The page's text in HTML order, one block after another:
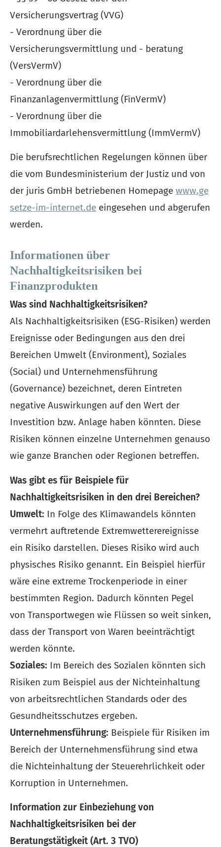
Versicherungsvertrag (VVG)
- Verordnung über die
Versicherungsvermittlung und - beratung
(VersVermV)
- Verordnung über die
Finanzanlagenvermittlung (FinVermV)
- Verordnung über die
Immobiliardarlehensvermittlung (ImmVermV)
Die berufsrechtlichen Regelungen können über
die vom Bundesministerium der Justiz und von
der juris GmbH betriebenen Homepage www.ge
setze-im-internet.de eingesehen und abgerufen
werden.
Informationen über
Nachhaltigkeitsrisiken bei
Finanzprodukten
Was sind Nachhaltigkeitsrisiken?
Als Nachhaltigkeitsrisiken (ESG-Risiken) werden
Ereignisse oder Bedingungen aus den drei
Bereichen Umwelt (Environment), Soziales
(Social) und Unternehmensführung
(Governance) bezeichnet, deren Eintreten
negative Auswirkungen auf den Wert der
Investition bzw. Anlage haben könnten. Diese
Risiken können einzelne Unternehmen genauso
wie ganze Branchen oder Regionen betreffen.
Was gibt es für Beispiele für
Nachhaltigkeitsrisiken in den drei Bereichen?
Umwelt: In Folge des Klimawandels könnten
vermehrt auftretende Extremwetterereignisse
ein Risiko darstellen. Dieses Risiko wird auch
physisches Risiko genannt. Ein Beispiel hierfür
wäre eine extreme Trockenperiode in einer
bestimmten Region. Dadurch könnten Pegel
von Transportwegen wie Flüssen so weit sinken,
dass der Transport von Waren beeinträchtigt
werden könnte.
Soziales: Im Bereich des Sozialen könnten sich
Risiken zum Beispiel aus der Nichteinhaltung
von arbeitsrechtlichen Standards oder des
Gesundheitsschutzes ergeben.
Unternehmensführung: Beispiele für Risiken im
Bereich der Unternehmensführung sind etwa
die Nichteinhaltung der Steuerehrlichkeit oder
Korruption in Unternehmen.
Information zur Einbeziehung von
Nachhaltigkeitsrisiken bei der
Beratungstätigkeit (Art. 3 TVO)